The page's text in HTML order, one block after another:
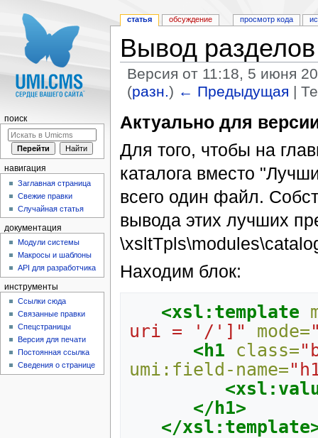
Вывод разделов
Версия от 11:18, 5 июня
(разн.) ← Предыдущая |
Актуально для
Для того, чтобы на
каталога вместо
всего один файл.
вывода этих лучших
Находим блок:
<xsl:template
uri = '/']"
mode=
<h1
class=
umi:field-name=
</h1>
</
статья обсуждение просмотр кода
поиск
навигация
Заглавная страница
Свежие правки
Случайная статья
документация
Модули системы
Макросы и шаблоны
API для разработчика
инструменты
Ссылки сюда
Связанные правки
Спецстраницы
Версия для печати
Постоянная ссылка
Сведения о странице